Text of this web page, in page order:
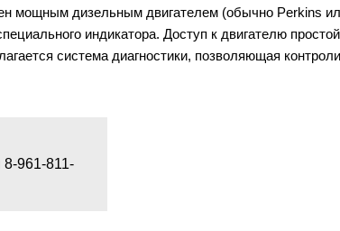
мощным дизельным двигателем (обычно Perkins
индикатора. Доступ к двигателю
система диагностики, позволяющая
961-811-